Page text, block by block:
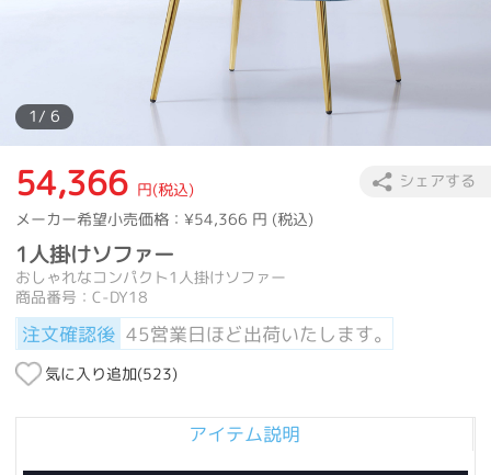
1/ 6
54,366 円(税込)
メーカー希望小売価格：¥54,366 円 (税込)
1人掛けソファー
おしゃれなコンパクト1人掛けソファー
商品番号：C-DY18
注文確認後 45営業日ほど出荷いたします。
気に入り追加(523)
シェアする
アイテム説明